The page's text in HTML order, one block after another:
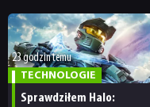
23 godzin temu
TECHNOLOGIE
Sprawdziłem Halo: